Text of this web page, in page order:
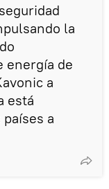
la
energía de
a
está
a